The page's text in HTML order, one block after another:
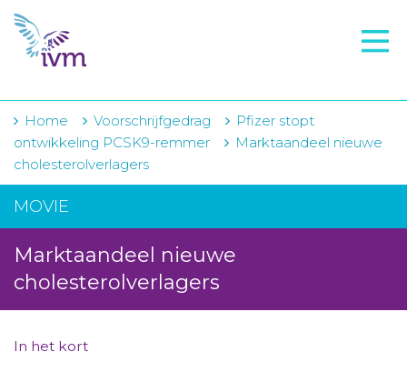
VMI
FTO voorbereiding
IVM-academie
Zorginstellingen
Projecten
Over IVM
Actueel
Contact
Home Voorschrijfgedrag
Pfizer stopt
ontwikkeling PCSK9-remmer
Marktaandeel nieuwe
cholesterolverlagers
MOVIE
Marktaandeel nieuwe
cholesterolverlagers
In het kort